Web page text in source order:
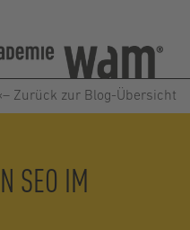
‹– Zurück zur Blog-Übersicht
SEO IM